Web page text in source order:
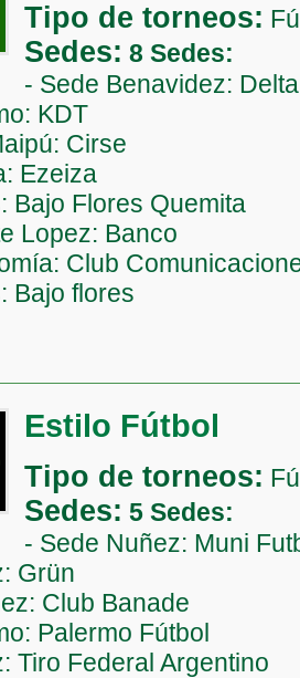
Tipo de torneos:
Sedes: 8 Sedes:
- Sede Benavidez:
KDT
Cirse
Ezeiza
Bajo Flores Quemita
Lopez: Banco
Club
Bajo flores
Estilo Fútbol
Tipo de torneos:
Sedes: 5 Sedes:
- Sede Nuñez: Muni
Grün
Club Banade
Palermo Fútbol
Tiro Federal Argentino